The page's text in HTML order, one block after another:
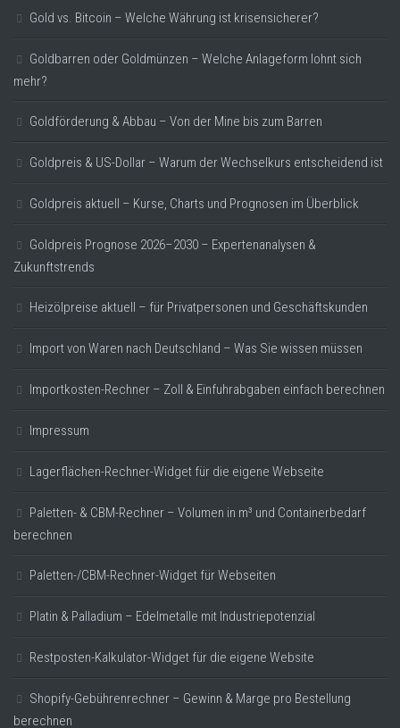
Gold vs. Bitcoin – Welche Währung ist krisensicherer?
Goldbarren oder Goldmünzen – Welche Anlageform lohnt sich
mehr?
Goldförderung & Abbau – Von der Mine bis zum Barren
Goldpreis & US-Dollar – Warum der Wechselkurs entscheidend ist
Goldpreis aktuell – Kurse, Charts und Prognosen im Überblick
Goldpreis Prognose 2026–2030 – Expertenanalysen &
Zukunftstrends
Heizölpreise aktuell – für Privatpersonen und Geschäftskunden
Import von Waren nach Deutschland – Was Sie wissen müssen
Importkosten-Rechner – Zoll & Einfuhrabgaben einfach berechnen
Impressum
Lagerflächen-Rechner-Widget für die eigene Webseite
Paletten- & CBM-Rechner – Volumen in m³ und Containerbedarf
berechnen
Paletten-/CBM-Rechner-Widget für Webseiten
Platin & Palladium – Edelmetalle mit Industriepotenzial
Restposten-Kalkulator-Widget für die eigene Website
Shopify-Gebührenrechner – Gewinn & Marge pro Bestellung
berechnen